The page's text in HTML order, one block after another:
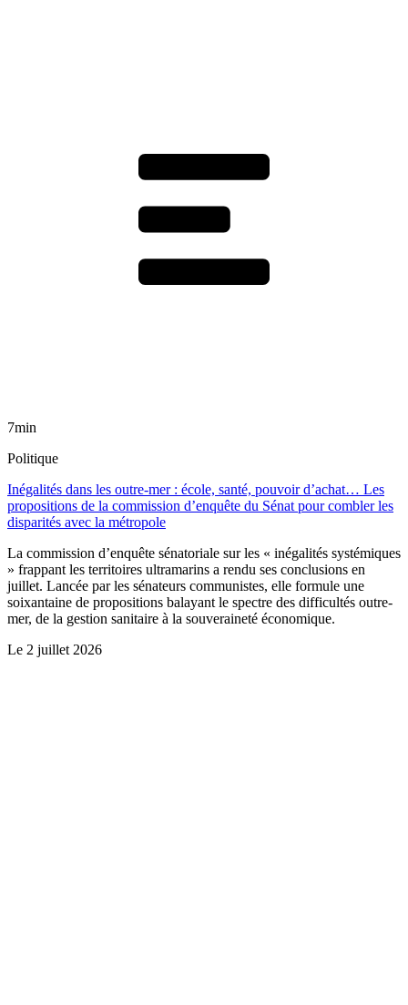
7min
Politique
Inégalités dans les outre-mer : école, santé, pouvoir d’achat… Les
propositions de la commission d’enquête du Sénat pour combler les
disparités avec la métropole
La commission d’enquête sénatoriale sur les « inégalités systémiques
» frappant les territoires ultramarins a rendu ses conclusions en
juillet. Lancée par les sénateurs communistes, elle formule une
soixantaine de propositions balayant le spectre des difficultés outre-
mer, de la gestion sanitaire à la souveraineté économique.
Le 2 juillet 2026